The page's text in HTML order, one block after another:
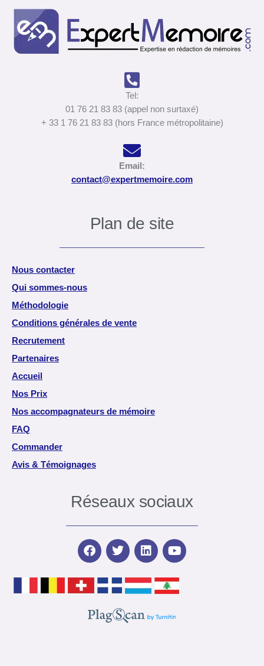
Tel:
01 76 21 83 83 (appel non surtaxé)
+ 33 1 76 21 83 83 (hors France métropolitaine)
Email:
contact@expertmemoire.com
Plan de site
Nous contacter
Qui sommes-nous
Méthodologie
Conditions générales de vente
Recrutement
Partenaires
Accueil
Nos Prix
Nos accompagnateurs de mémoire
FAQ
Commander
Avis & Témoignages
Réseaux sociaux
F
a
e
b
o
T
w
t
t
r
L
i
k
e
i
Y
o
t
u
e